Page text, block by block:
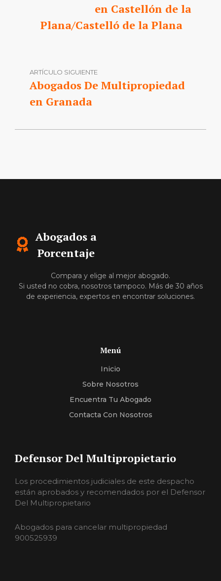
en Castellón de la
Plana/Castelló de la Plana
ARTÍCULO SIGUIENTE
Abogados De Multipropiedad
en Granada
Abogados a
Porcentaje
Compara y elige al mejor abogado.
Si usted no cobra, nosotros tampoco. Más de 30 años
de experiencia, expertos en encontrar soluciones.
Menú
Inicio
Sobre Nosotros
Encuentra Tu Abogado
Contacta Con Nosotros
Defensor Del Multipropietario
Los procedimientos judiciales de este despacho
están aprobados y recomendados por el Defensor
Del Multipropietario
Abogados para cancelar multipropiedad
900525939